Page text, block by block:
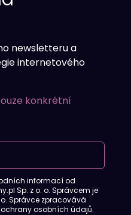
newsletteru a
internetového
konkrétní
informací od
Sp. z o. o. Správcem je
o. Správce zpracovává
osobních údajů.